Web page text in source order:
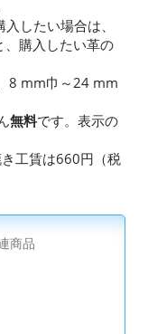
したい場合は、
購入したい革の
8 mm巾～24 mm
無料です。表示の
工賃は660円（税
商品